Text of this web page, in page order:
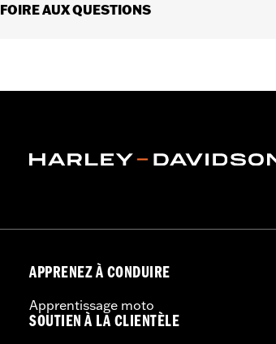
FOIRE AUX QUESTIONS
APPRENEZ À CONDUIRE
Apprentissage moto
SOUTIEN À LA CLIENTÈLE